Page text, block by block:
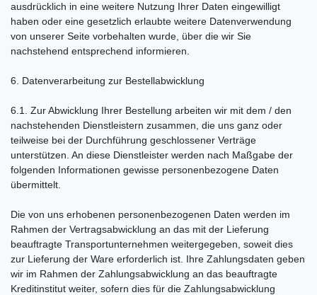
ausdrücklich in eine weitere Nutzung Ihrer Daten eingewilligt
haben oder eine gesetzlich erlaubte weitere Datenverwendung
von unserer Seite vorbehalten wurde, über die wir Sie
nachstehend entsprechend informieren.
6. Datenverarbeitung zur Bestellabwicklung
6.1. Zur Abwicklung Ihrer Bestellung arbeiten wir mit dem / den
nachstehenden Dienstleistern zusammen, die uns ganz oder
teilweise bei der Durchführung geschlossener Verträge
unterstützen. An diese Dienstleister werden nach Maßgabe der
folgenden Informationen gewisse personenbezogene Daten
übermittelt.
Die von uns erhobenen personenbezogenen Daten werden im
Rahmen der Vertragsabwicklung an das mit der Lieferung
beauftragte Transportunternehmen weitergegeben, soweit dies
zur Lieferung der Ware erforderlich ist. Ihre Zahlungsdaten geben
wir im Rahmen der Zahlungsabwicklung an das beauftragte
Kreditinstitut weiter, sofern dies für die Zahlungsabwicklung